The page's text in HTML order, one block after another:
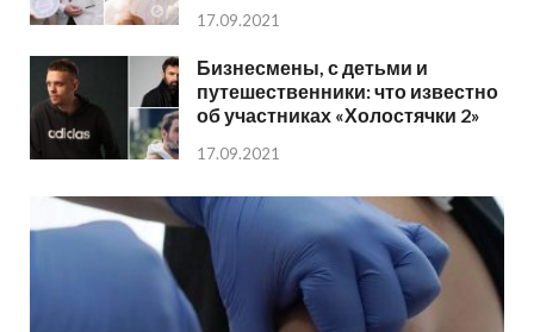
17.09.2021
Бизнесмены, с детьми и
путешественники: что известно
об участниках «Холостячки 2»
17.09.2021